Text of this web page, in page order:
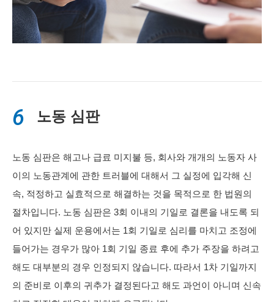
6 노동 심판
노동 심판은 해고나 급료 미지불 등, 회사와 개개의 노동자 사
이의 노동관계에 관한 트러블에 대해서 그 실정에 입각해 신
속, 적정하고 실효적으로 해결하는 것을 목적으로 한 법원의
절차입니다. 노동 심판은 3회 이내의 기일로 결론을 내도록 되
어 있지만 실제 운용에서는 1회 기일로 심리를 마치고 조정에
들어가는 경우가 많아 1회 기일 종료 후에 추가 주장을 하려고
해도 대부분의 경우 인정되지 않습니다. 따라서 1차 기일까지
의 준비로 이후의 귀추가 결정된다고 해도 과언이 아니며 신속